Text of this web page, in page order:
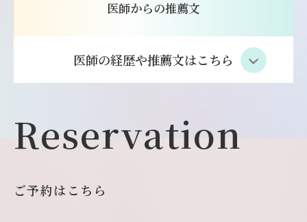
医師からの推薦文
医師の経歴や推薦文はこちら
Reservation
ご予約はこちら